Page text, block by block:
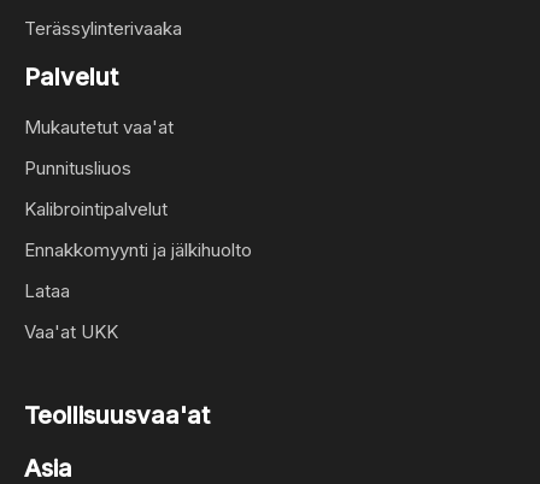
Terässylinterivaaka
Palvelut
Mukautetut vaa'at
Punnitusliuos
Kalibrointipalvelut
Ennakkomyynti ja jälkihuolto
Lataa
Vaa'at UKK
Teollisuusvaa'at
Asia